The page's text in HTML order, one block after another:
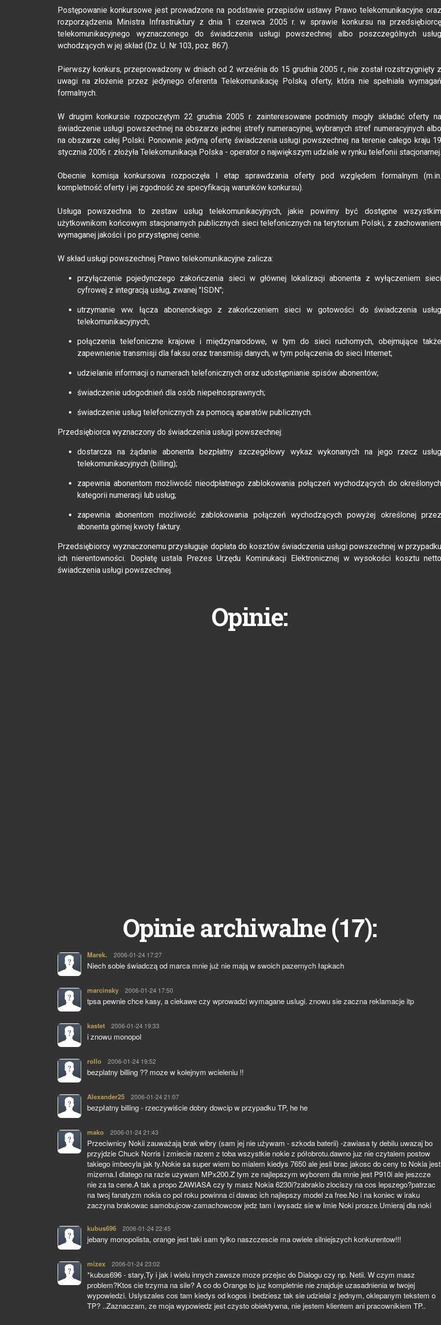
Postępowanie konkursowe jest prowadzone na podstawie przepisów ustawy Prawo telekomunikacyjne oraz
rozporządzenia Ministra Infrastruktury z dnia 1 czerwca 2005 r. w sprawie konkursu na przedsiębiorcę
telekomunikacyjnego wyznaczonego do świadczenia usługi powszechnej albo poszczególnych usług
wchodzących w jej skład (Dz. U. Nr 103, poz. 867).
Pierwszy konkurs, przeprowadzony w dniach od 2 września do 15 grudnia 2005 r., nie został rozstrzygnięty z
uwagi na złożenie przez jedynego oferenta Telekomunikację Polską oferty, która nie spełniała wymagań
formalnych.
W drugim konkursie rozpoczętym 22 grudnia 2005 r. zainteresowane podmioty mogły składać oferty na
świadczenie usługi powszechnej na obszarze jednej strefy numeracyjnej, wybranych stref numeracyjnych albo
na obszarze całej Polski. Ponownie jedyną ofertę świadczenia usługi powszechnej na terenie całego kraju 19
stycznia 2006 r. złożyła Telekomunikacja Polska - operator o największym udziale w rynku telefonii stacjonarnej.
Obecnie komisja konkursowa rozpoczęła I etap sprawdzania oferty pod względem formalnym (m.in.
kompletność oferty i jej zgodność ze specyfikacją warunków konkursu).
Usługa powszechna to zestaw usług telekomunikacyjnych, jakie powinny być dostępne wszystkim
użytkownikom końcowym stacjonarnych publicznych sieci telefonicznych na terytorium Polski, z zachowaniem
wymaganej jakości i po przystępnej cenie.
W skład usługi powszechnej Prawo telekomunikacyjne zalicza:
przyłączenie pojedynczego zakończenia sieci w głównej lokalizacji abonenta z wyłączeniem sieci
cyfrowej z integracją usług, zwanej "ISDN";
utrzymanie ww. łącza abonenckiego z zakończeniem sieci w gotowości do świadczenia usług
telekomunikacyjnych;
połączenia telefoniczne krajowe i międzynarodowe, w tym do sieci ruchomych, obejmujące także
zapewnienie transmisji dla faksu oraz transmisji danych, w tym połączenia do sieci Internet;
udzielanie informacji o numerach telefonicznych oraz udostępnianie spisów abonentów;
świadczenie udogodnień dla osób niepełnosprawnych;
świadczenie usług telefonicznych za pomocą aparatów publicznych.
Przedsiębiorca wyznaczony do świadczenia usługi powszechnej:
dostarcza na żądanie abonenta bezpłatny szczegółowy wykaz wykonanych na jego rzecz usług
telekomunikacyjnych (billing);
zapewnia abonentom możliwość nieodpłatnego zablokowania połączeń wychodzących do określonych
kategorii numeracji lub usług;
zapewnia abonentom możliwość zablokowania połączeń wychodzących powyżej określonej przez
abonenta górnej kwoty faktury.
Przedsiębiorcy wyznaczonemu przysługuje dopłata do kosztów świadczenia usługi powszechnej w przypadku
ich nierentowności. Dopłatę ustala Prezes Urzędu Kominukacji Elektronicznej w wysokości kosztu netto
świadczenia usługi powszechnej.
Opinie:
Opinie archiwalne (17):
Marek. pisze:
2006-01-24 17:27
Niech sobie świadczą od marca mnie już nie mają w swoich pazernych łapkach
marcinsky pisze:
2006-01-24 17:50
tpsa pewnie chce kasy, a ciekawe czy wprowadzi wymagane uslugi. znowu sie zaczna reklamacje itp
kastet pisze:
2006-01-24 19:33
i znowu monopol
rollo pisze:
2006-01-24 19:52
bezplatny billing ?? moze w kolejnym wcieleniu !!
Alexander25 pisze:
2006-01-24 21:07
bezpłatny billing - rzeczywiście dobry dowcip w przypadku TP, he he
mako pisze:
2006-01-24 21:43
Przeciwnicy Nokii zauważają brak wibry (sam jej nie używam - szkoda baterii) -zawiasa ty debilu uwazaj bo
przyjdzie Chuck Norris i zmiecie razem z toba wszystkie nokie z półobrotu.dawno juz nie czytalem postow
takiego imbecyla jak ty.Nokie sa super wiem bo mialem kiedys 7650 ale jesli brac jakosc do ceny to Nokia jest
mizerna.I dlatego na razie uzywam MPx200.Z tym ze najlepszym wyborem dla mnie jest P910i ale jeszcze
nie za ta cene.A tak a propo ZAWIASA czy ty masz Nokia 6230i?zabraklo zlociszy na cos lepszego?patrzac
na twoj fanatyzm nokia co pol roku powinna ci dawac ich najlepszy model za free.No i na koniec w iraku
zaczyna brakowac samobujcow-zamachowcow jedz tam i wysadz sie w Imie Noki prosze.Umieraj dla noki
kubus696 pisze:
2006-01-24 22:45
jebany monopolista, orange jest taki sam tylko naszczescie ma owiele silniejszych konkurentow!!!
mizex pisze:
2006-01-24 23:02
*kubus696 - stary,Ty i jak i wielu innych zawsze moze przejsc do Dialogu czy np. Netii. W czym masz
problem?Ktos cie trzyma na sile? A co do Orange to juz kompletnie nie znajduje uzasadnienia w twojej
wypowiedzi. Uslyszales cos tam kiedys od kogos i bedziesz tak sie udzielal z jednym, oklepanym tekstem o
TP? ..Zaznaczam, ze moja wypowiedz jest czysto obiektywna, nie jestem klientem ani pracownikiem TP..